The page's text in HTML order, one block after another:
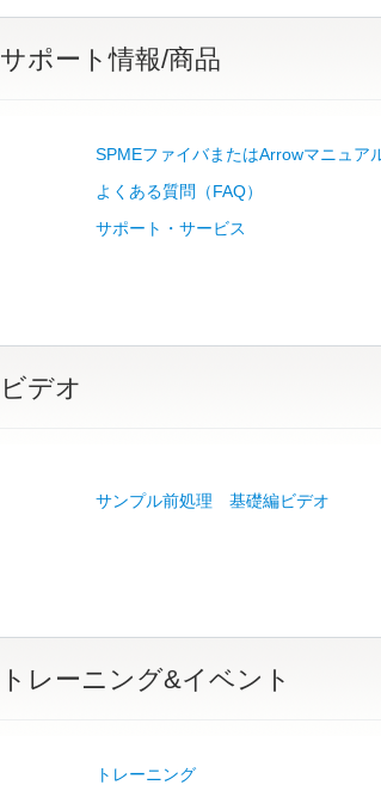
サポート情報/商品
SPMEファイバまたはArrowマニュア
よくある質問（FAQ）
サポート・サービス
ビデオ
サンプル前処理 基礎編ビデオ
トレーニング&イベント
トレーニング